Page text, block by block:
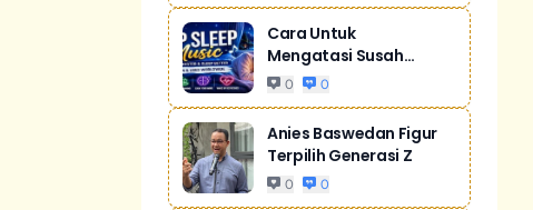
Cara Untuk
Mengatasi Susah
Tidur Akibat Stres
0 0
Anies Baswedan Figur
Terpilih Generasi Z
0 0